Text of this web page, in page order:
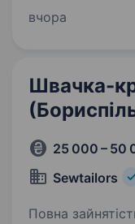
Ми шукаємо
вчора
Швачка-
25 000 – 50
Sewtailors
Повна